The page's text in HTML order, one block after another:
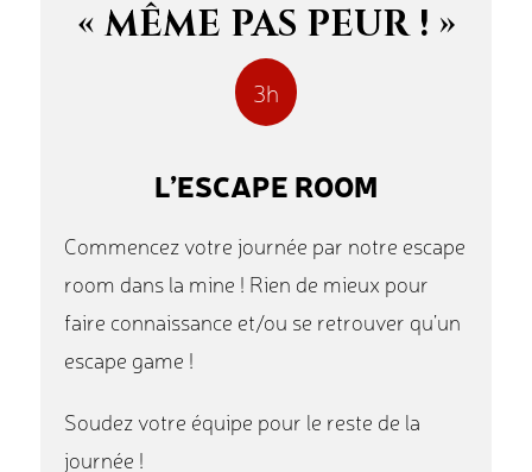
« MÊME PAS PEUR ! »
3h
L’ESCAPE ROOM
Commencez votre journée par notre escape
room dans la mine ! Rien de mieux pour
faire connaissance et/ou se retrouver qu’un
escape game !
Soudez votre équipe pour le reste de la
journée !